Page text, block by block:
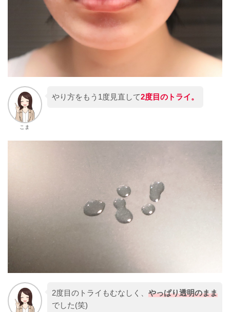
こま
やり方をもう1度見直して2度目のトライ。
2度目のトライもむなしく、 やっぱり透明のまま
でした(笑)